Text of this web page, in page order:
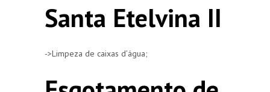
Santa Etelvina II
->Limpeza de caixas d’água;